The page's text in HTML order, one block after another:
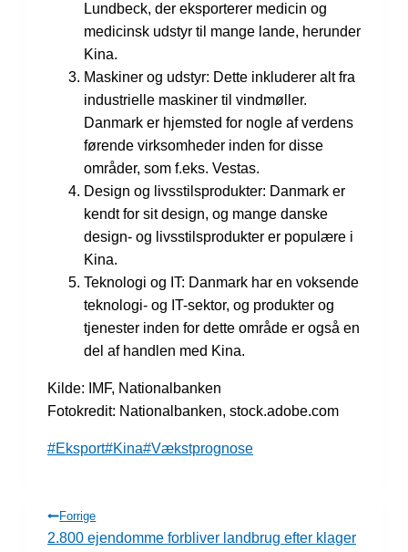
Lundbeck, der eksporterer medicin og
medicinsk udstyr til mange lande, herunder
Kina.
Maskiner og udstyr: Dette inkluderer alt fra
industrielle maskiner til vindmøller.
Danmark er hjemsted for nogle af verdens
førende virksomheder inden for disse
områder, som f.eks. Vestas.
Design og livsstilsprodukter: Danmark er
kendt for sit design, og mange danske
design- og livsstilsprodukter er populære i
Kina.
Teknologi og IT: Danmark har en voksende
teknologi- og IT-sektor, og produkter og
tjenester inden for dette område er også en
del af handlen med Kina.
Kilde: IMF, Nationalbanken
Fotokredit: Nationalbanken, stock.adobe.com
Indlæg-
#Eksport#Kina#Vækstprognose
INDLÆGSNAVIGATION
Forrige
2.800 ejendomme forbliver landbrug efter klager